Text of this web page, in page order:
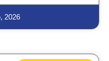
2026